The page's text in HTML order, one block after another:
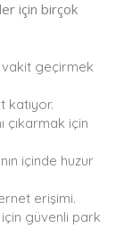
için birçok
geçirmek
katıyor.
çıkarmak için
içinde huzur
erişimi.
güvenli park